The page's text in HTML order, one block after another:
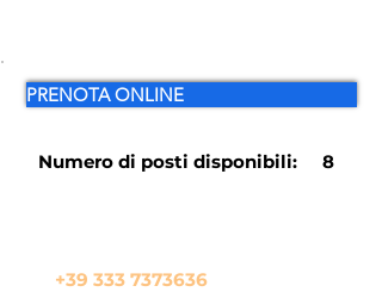
PRENOTA ONLINE
Numero di posti disponibili: 8
+39 333 7373636